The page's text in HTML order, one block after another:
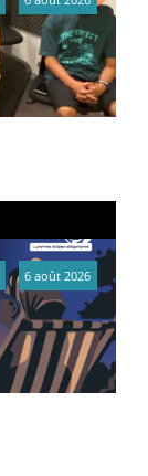
6 août 2026